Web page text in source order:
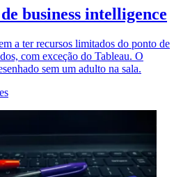
business intelligence
a ter recursos limitados do ponto de
com exceção do Tableau. O
sem um adulto na sala.